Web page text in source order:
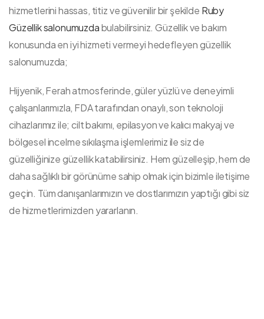
hizmetlerini hassas, titiz ve güvenilir bir şekilde Ruby
Güzellik salonumuzdabulabilirsiniz. Güzellik ve bakım
konusunda en iyi hizmeti vermeyi hedefleyen güzellik
salonumuzda;
Hijyenik, Ferah atmosferinde, güler yüzlü ve deneyimli
çalışanlarımızla, FDA tarafından onaylı, son teknoloji
cihazlarımız ile; cilt bakımı, epilasyon ve kalıcı makyaj ve
bölgesel incelme sıkılaşma işlemlerimiz ile siz de
güzelliğinize güzellik katabilirsiniz. Hem güzelleşip, hem de
daha sağlıklı bir görünüme sahip olmak için bizimle iletişime
geçin. Tüm danışanlarımızın ve dostlarımızın yaptığı gibi siz
de hizmetlerimizden yararlanın.